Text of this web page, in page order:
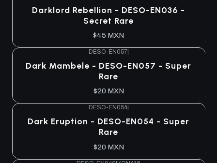
Darklord Rebellion - DESO-EN036 -
Secret Rare
$45 MXN
DESO-EN057|
Dark Mambele - DESO-EN057 - Super
Rare
$20 MXN
DESO-EN054|
Dark Eruption - DESO-EN054 - Super
Rare
$20 MXN